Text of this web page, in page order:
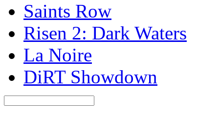
Saints Row
Risen 2: Dark Waters
La Noire
DiRT Showdown